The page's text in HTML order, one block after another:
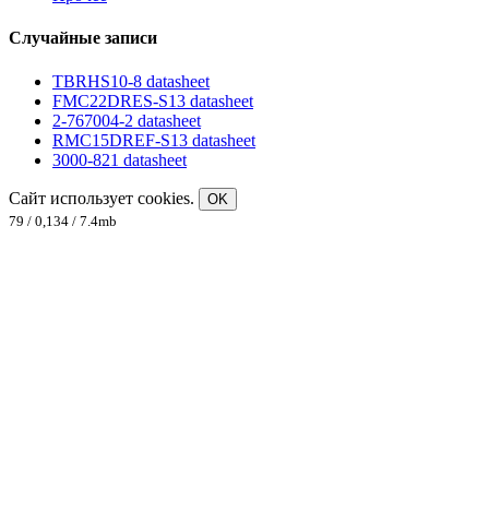
Случайные записи
TBRHS10-8 datasheet
FMC22DRES-S13 datasheet
2-767004-2 datasheet
RMC15DREF-S13 datasheet
3000-821 datasheet
Сайт использует cookies.
OK
79 / 0,134 / 7.4mb